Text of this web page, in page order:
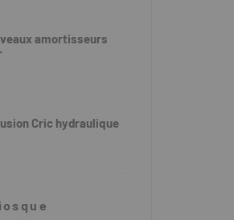
amortisseurs
Cric hydraulique